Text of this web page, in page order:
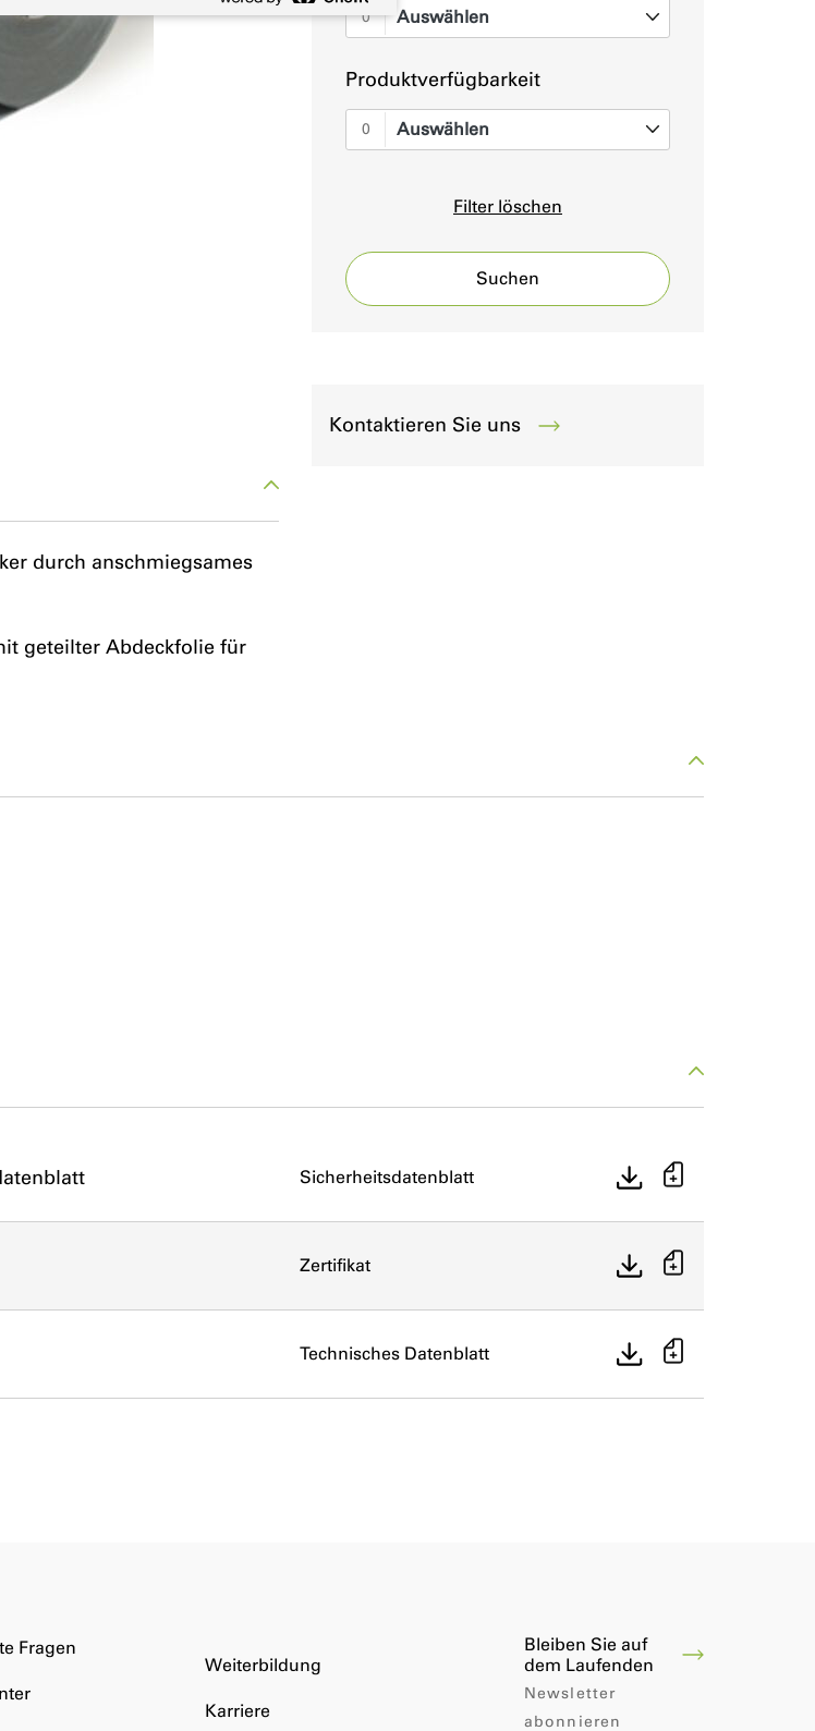
0 Auswählen
Produktverfügbarkeit
0 Auswählen
Filter löschen
Suchen
Kontaktieren Sie uns
durch anschmiegsames
geteilter Abdeckfolie für
Sicherheitsdatenblatt
Zertifikat
Technisches Datenblatt
Fragen
Weiterbildung
Karriere
Bleiben Sie auf
dem Laufenden
Newsletter
abonnieren